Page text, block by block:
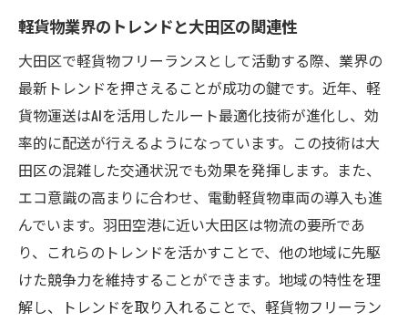
軽貨物業界のトレンドと大田区の関連性
大田区で軽貨物フリーランスとして活動する際、業界の
最新トレンドを押さえることが成功の鍵です。近年、軽
貨物運送はAIを活用したルート最適化技術が進化し、効
率的に配送が行えるようになっています。この技術は大
田区の混雑した交通状況でも効果を発揮します。また、
エコ意識の高まりに合わせ、電動軽貨物車両の導入も進
んでいます。羽田空港に近い大田区は物流の要所であ
り、これらのトレンドを活かすことで、他の地域に先駆
けた競争力を維持することができます。地域の特性を理
解し、トレンドを取り入れることで、軽貨物フリーラン